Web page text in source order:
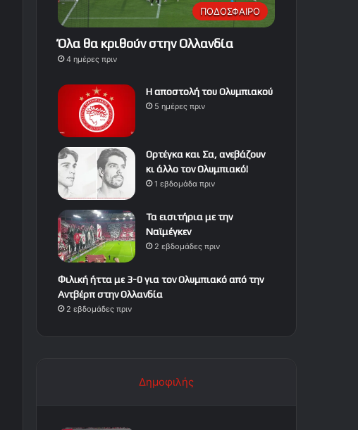
ΠΟΔΟΣΦΑΙΡΟ
Όλα θα κριθούν στην Ολλανδία
4 ημέρες πριν
Η αποστολή του Ολυμπιακού
5 ημέρες πριν
Ορτέγκα και Σα, ανεβάζουν
κι άλλο τον Ολυμπιακό!
1 εβδομάδα πριν
Τα εισιτήρια με την
Ναϊμέγκεν
2 εβδομάδες πριν
Φιλική ήττα με 3-0 για τον Ολυμπιακό από την
Αντβέρπ στην Ολλανδία
2 εβδομάδες πριν
Δημοφιλής